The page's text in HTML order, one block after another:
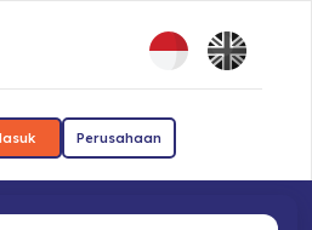
Perusahaan